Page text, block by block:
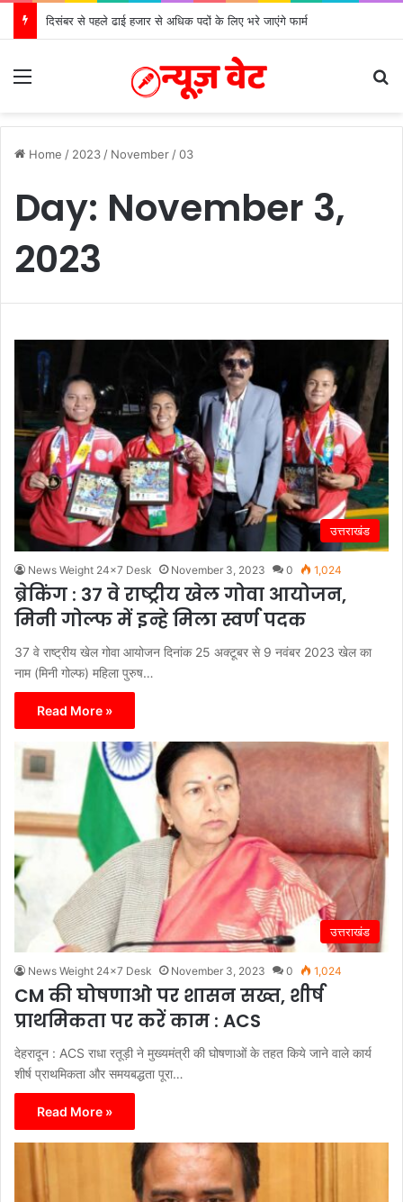
दिसंबर से पहले ढाई हजार से अधिक पदों के लिए भरे जाएंगे फार्म
Home / 2023 / November /03
Day: November 3,
2023
उत्तराखंड
News Weight 24x7 Desk November 3, 2023 0 1,024
ब्रेकिंग : 37 वे राष्ट्रीय खेल गोवा आयोजन,
मिनी गोल्फ में इन्हे मिला स्वर्ण पदक
37 वे राष्ट्रीय खेल गोवा आयोजन दिनांक 25 अक्टूबर से 9 नवंबर 2023 खेल का
नाम (मिनी गोल्फ) महिला पुरुष…
Read More »
उत्तराखंड
News Weight 24x7 Desk November 3, 2023 0 1,024
CM की घोषणाओ पर शासन सख्त, शीर्ष
प्राथमिकता पर करें काम : ACS
देहरादून : ACS राधा रतूड़ी ने मुख्यमंत्री की घोषणाओं के तहत किये जाने वाले कार्य
शीर्ष प्राथमिकता और समयबद्धता पूरा…
Read More »